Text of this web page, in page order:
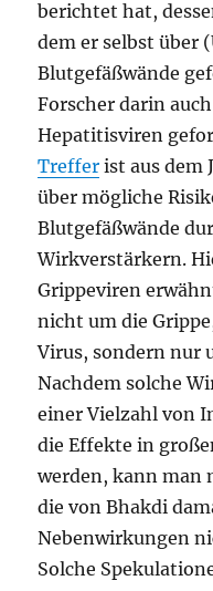
berichtet hat,
dem er selbst über
Blutgefäßwände
Forscher darin
Hepatitisviren
Treffer ist aus dem
über mögliche
Blutgefäßwände
Wirkverstärkern.
Grippeviren
nicht um die
Virus, sondern nur
Nachdem solche
einer Vielzahl von
die Effekte in
werden, kann man
die von Bhakdi
Nebenwirkungen
Solche